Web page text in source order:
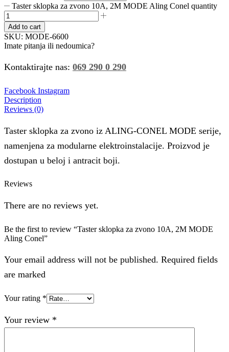
Taster sklopka za zvono 10A, 2M MODE Aling Conel quantity
Add to cart
SKU: MODE-6600
Imate pitanja ili nedoumica?
Kontaktirajte nas: 069 290 0 290
Facebook Instagram
Description
Reviews (0)
Taster sklopka za zvono iz ALING-CONEL MODE serije,
namenjena za modularne elektroinstalacije. Proizvod je
dostupan u beloj i antracit boji.
Reviews
There are no reviews yet.
Be the first to review “Taster sklopka za zvono 10A, 2M MODE
Aling Conel”
Your email address will not be published. Required fields
are marked
Your rating *
Your review *